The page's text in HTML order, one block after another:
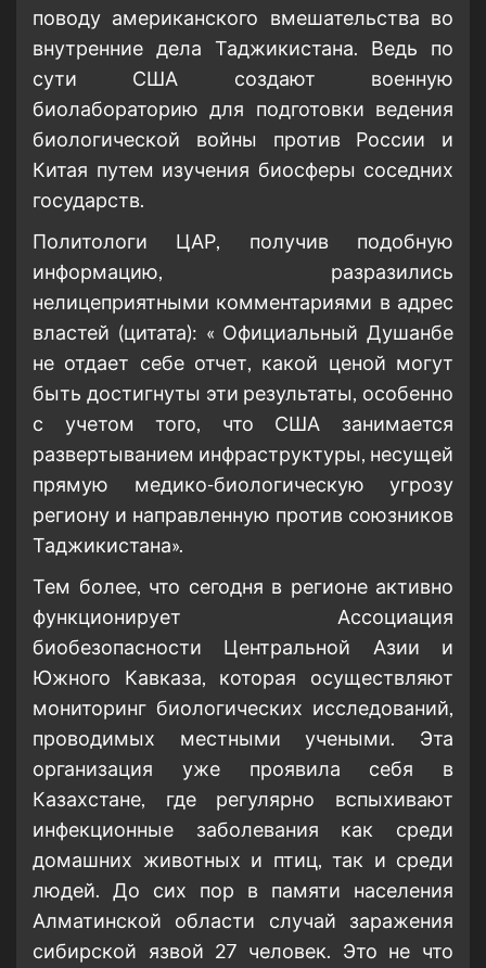
поводу американского вмешательства во
внутренние дела Таджикистана. Ведь по
сути США создают военную
биолабораторию для подготовки ведения
биологической войны против России и
Китая путем изучения биосферы соседних
государств.
Политологи ЦАР, получив подобную
информацию, разразились
нелицеприятными комментариями в адрес
властей (цитата): « Официальный Душанбе
не отдает себе отчет, какой ценой могут
быть достигнуты эти результаты, особенно
с учетом того, что США занимается
развертыванием инфраструктуры, несущей
прямую медико-биологическую угрозу
региону и направленную против союзников
Таджикистана».
Тем более, что сегодня в регионе активно
функционирует Ассоциация
биобезопасности Центральной Азии и
Южного Кавказа, которая осуществляют
мониторинг биологических исследований,
проводимых местными учеными. Эта
организация уже проявила себя в
Казахстане, где регулярно вспыхивают
инфекционные заболевания как среди
домашних животных и птиц, так и среди
людей. До сих пор в памяти населения
Алматинской области случай заражения
сибирской язвой 27 человек. Это не что